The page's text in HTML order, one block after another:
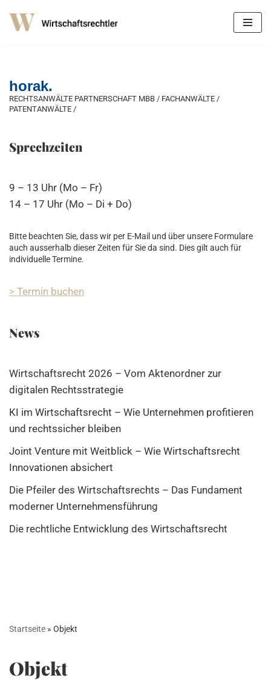
Zum
horak.
RECHTSANWÄLTE PARTNERSCHAFT MBB / FACHANWÄLTE /
PATENTANWÄLTE /
Sprechzeiten
9 – 13 Uhr (Mo – Fr)
14 – 17 Uhr (Mo – Di + Do)
Bitte beachten Sie, dass wir per E-Mail und über unsere Formulare
auch ausserhalb dieser Zeiten für Sie da sind. Dies gilt auch für
individuelle Termine.
> Termin buchen
News
Wirtschaftsrecht 2026 – Vom Aktenordner zur
digitalen Rechtsstrategie
KI im Wirtschaftsrecht – Wie Unternehmen profitieren
und rechtssicher bleiben
Joint Venture mit Weitblick – Wie Wirtschaftsrecht
Innovationen absichert
Die Pfeiler des Wirtschaftsrechts – Das Fundament
moderner Unternehmensführung
Die rechtliche Entwicklung des Wirtschaftsrecht
Startseite » Objekt
Objekt